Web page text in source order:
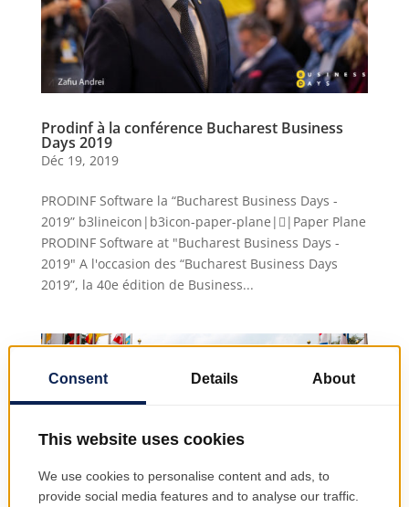
Prodinf à la conférence Bucharest Business
Days 2019
Déc 19, 2019
PRODINF Software la “Bucharest Business Days -
2019” b3lineicon|b3icon-paper-plane||Paper Plane
PRODINF Software at "Bucharest Business Days -
2019" A l'occasion des “Bucharest Business Days
2019”, la 40e édition de Business...